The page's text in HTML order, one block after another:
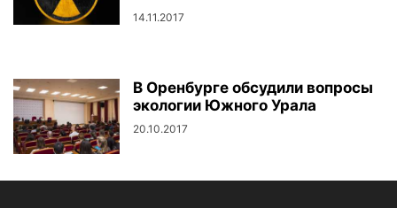
14.11.2017
В Оренбурге обсудили вопросы
экологии Южного Урала
20.10.2017